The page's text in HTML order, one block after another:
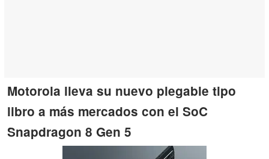
Motorola lleva su nuevo plegable tipo
libro a más mercados con el SoC
Snapdragon 8 Gen 5